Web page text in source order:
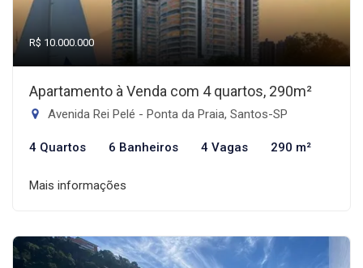
R$ 10.000.000
Apartamento à Venda com 4 quartos, 290m²
Avenida Rei Pelé - Ponta da Praia, Santos-SP
4 Quartos 6 Banheiros 4 Vagas 290 m²
Mais informações